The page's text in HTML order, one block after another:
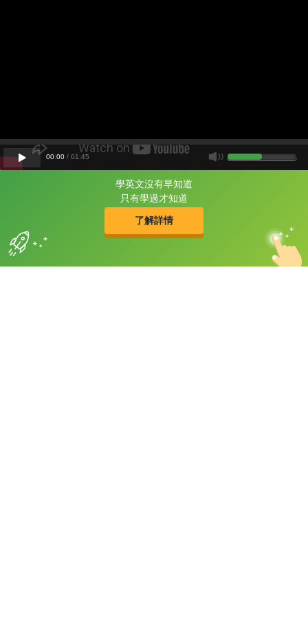
學英文沒有早知道
只有學過才知道
了解詳情
片尾有
攻其不背
的品牌故事
00:00 / 01 :45